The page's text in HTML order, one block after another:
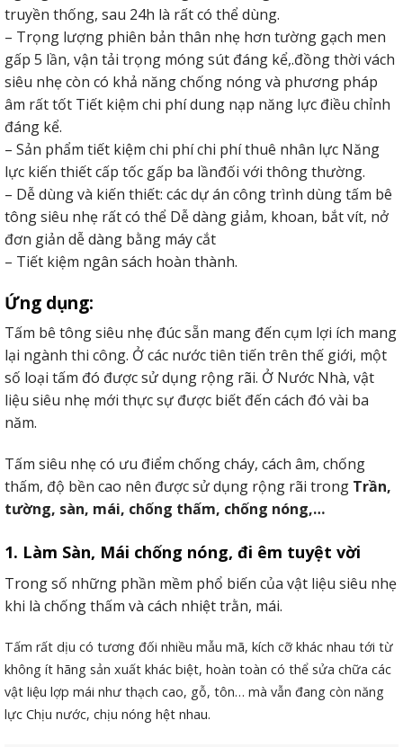
truyền thống, sau 24h là rất có thể dùng.
– Trọng lượng phiên bản thân nhẹ hơn tường gạch men
gấp 5 lần, vận tải trọng móng sút đáng kể,.đồng thời vách
siêu nhẹ còn có khả năng chống nóng và phương pháp
âm rất tốt Tiết kiệm chi phí dung nạp năng lực điều chỉnh
đáng kể.
– Sản phẩm tiết kiệm chi phí chi phí thuê nhân lực Năng
lực kiến thiết cấp tốc gấp ba lầnđối với thông thường.
– Dễ dùng và kiến thiết: các dự án công trình dùng tấm bê
tông siêu nhẹ rất có thể Dễ dàng giảm, khoan, bắt vít, nở
đơn giản dễ dàng bằng máy cắt
– Tiết kiệm ngân sách hoàn thành.
Ứng dụng:
Tấm bê tông siêu nhẹ đúc sẵn mang đến cụm lợi ích mang
lại ngành thi công. Ở các nước tiên tiến trên thế giới, một
số loại tấm đó được sử dụng rộng rãi. Ở Nước Nhà, vật
liệu siêu nhẹ mới thực sự được biết đến cách đó vài ba
năm.
Tấm siêu nhẹ có ưu điểm chống cháy, cách âm, chống
thấm, độ bền cao nên được sử dụng rộng rãi trong Trần,
tường, sàn, mái, chống thấm, chống nóng,…
1. Làm Sàn, Mái chống nóng, đi êm tuyệt vời
Trong số những phần mềm phổ biến của vật liệu siêu nhẹ
khi là chống thấm và cách nhiệt trằn, mái.
Tấm rất dịu có tương đối nhiều mẫu mã, kích cỡ khác nhau tới từ
không ít hãng sản xuất khác biệt, hoàn toàn có thể sửa chữa các
vật liệu lợp mái như thạch cao, gỗ, tôn… mà vẫn đang còn năng
lực Chịu nước, chịu nóng hệt nhau.